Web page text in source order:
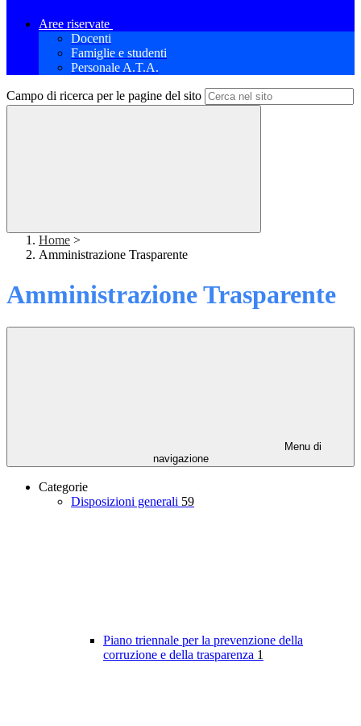
Aree riservate
Docenti
Famiglie e studenti
Personale A.T.A.
Campo di ricerca per le pagine del sito
Home >
Amministrazione Trasparente
Amministrazione Trasparente
Menu di
navigazione
Categorie
Disposizioni generali 59
Piano triennale per la prevenzione della
corruzione e della trasparenza 1